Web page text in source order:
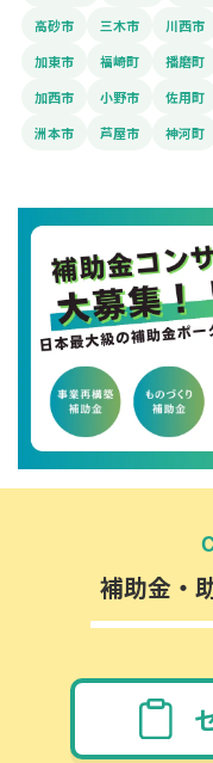
高砂市 三木市 川西市
加東市
福崎町 播磨町
加西市
小野市 佐用町
洲本市
芦屋市 神河町
補助金・